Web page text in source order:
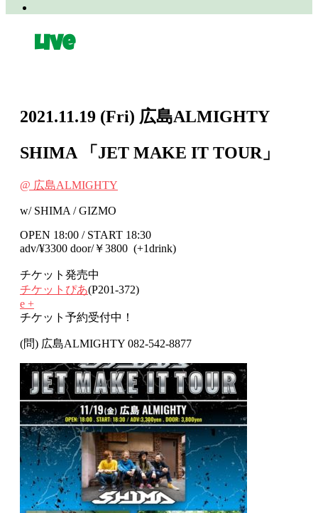
Live
2021.11.19 (Fri) 広島ALMIGHTY
SHIMA 「JET MAKE IT TOUR」
@ 広島ALMIGHTY
w/ SHIMA / GIZMO
OPEN 18:00 / START 18:30
adv/¥3300 door/￥3800 (+1drink)
チケット発売中
チケットぴあ(P201-372)
e +
チケット予約受付中！
(問) 広島ALMIGHTY 082-542-8877